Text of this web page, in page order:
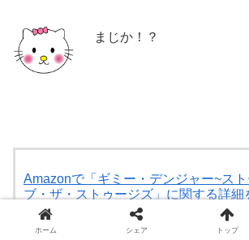
まじか！？
Amazonで「ギミー・デンジャー~スト
ブ・ザ・ストゥージズ」に関する詳細
ホーム シェア トップ